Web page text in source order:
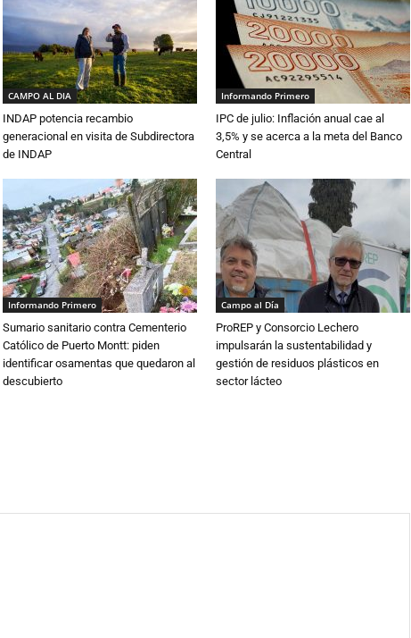
CAMPO AL DIA
INDAP potencia recambio
generacional en visita de Subdirectora
de INDAP
Informando Primero
IPC de julio: Inflación anual cae al
3,5% y se acerca a la meta del Banco
Central
Informando Primero
Sumario sanitario contra Cementerio
Católico de Puerto Montt: piden
identificar osamentas que quedaron al
descubierto
Campo al Día
ProREP y Consorcio Lechero
impulsarán la sustentabilidad y
gestión de residuos plásticos en
sector lácteo